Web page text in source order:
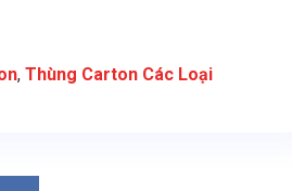
, Thùng Carton Các Loại